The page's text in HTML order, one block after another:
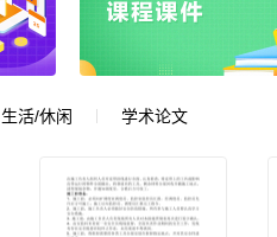
生活/休闲 学术论文